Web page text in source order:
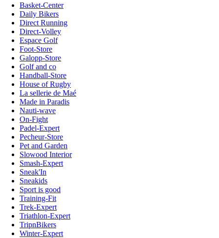
Basket-Center
Daily Bikers
Direct Running
Direct-Volley
Espace Golf
Foot-Store
Galopp-Store
Golf and co
Handball-Store
House of Rugby
La sellerie de Maé
Made in Paradis
Nauti-wave
On-Fight
Padel-Expert
Pecheur-Store
Pet and Garden
Slowood Interior
Smash-Expert
Sneak'In
Sneakids
Sport is good
Training-Fit
Trek-Expert
Triathlon-Expert
TripnBikers
Winter-Expert